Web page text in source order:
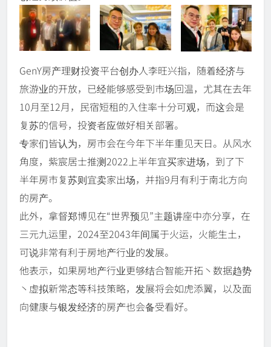
GenY房产理财投资平台创办人李旺兴指，随着经济与
旅游业的开放，已经能够感受到市场回温，尤其在去年
10月至12月，民宿短租的入住率十分可观，而这会是
复苏的信号，投资者应做好相关部署。
专家们皆认为，房市会在今年下半年重见天日。从风水
角度，紫宸居士推测2022上半年宜买家进场，到了下
半年房市复苏则宜卖家出场，并指9月有利于南北方向
的房产。
此外，拿督郑博见在“世界预见”主题讲座中亦分享，在
三元九运里，2024至2043年间属于火运，火能生土，
可说非常有利于房地产行业的发展。
他表示，如果房地产行业更够结合智能开拓丶数据趋势
丶虚拟新常态等科技策略，发展将会如虎添翼，以及面
向健康与银发经济的房产也会备受看好。